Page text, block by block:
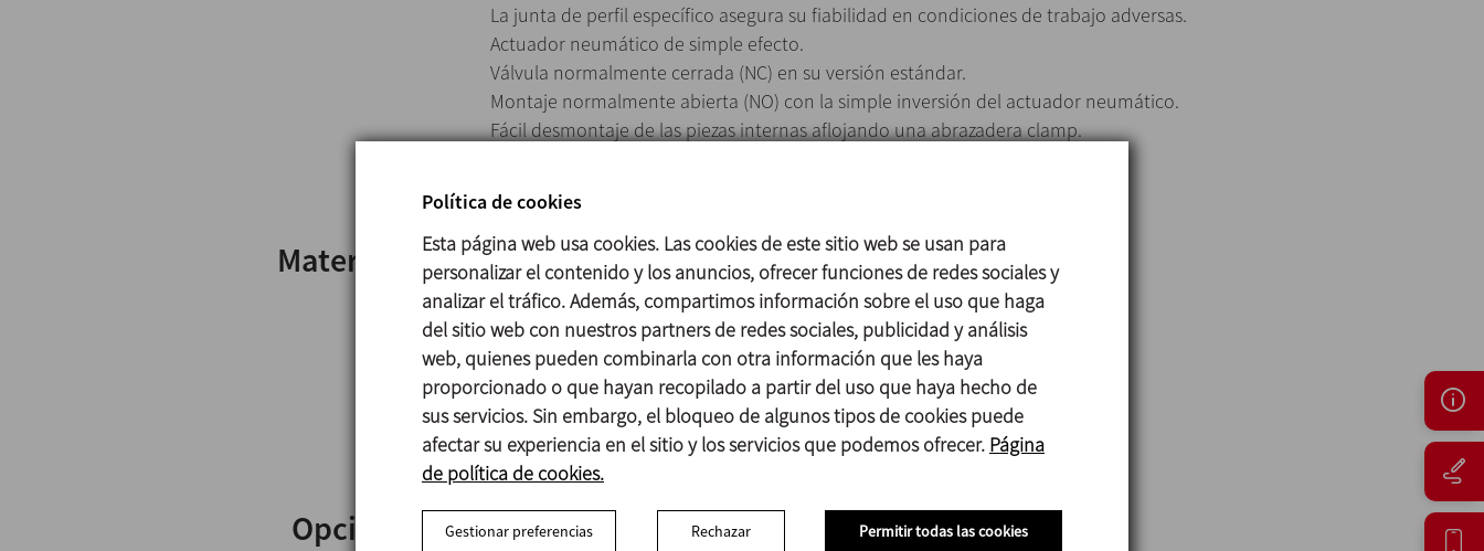
La junta de perfil específico asegura su fiabilidad en condiciones de trabajo adversas.
Actuador neumático de simple efecto.
Válvula normalmente cerrada (NC) en su versión estándar.
Montaje normalmente abierta (NO) con la simple inversión del actuador neumático.
Fácil desmontaje de las piezas internas aflojando una abrazadera clamp.
Materiales
Piezas en contacto con el producto 1.4404 (AISI 316L)
Otras piezas de acero 1.4301 (AISI 304)
Juntas en contacto con el producto EPDM
Acabado superficial
Interno Pulido brillante Ra ≤ 0,8 μm
Externo Mate
Opciones
Actuador neumático doble efecto.
Política de cookies
Esta página web usa cookies. Las cookies de este sitio web se usan para
personalizar el contenido y los anuncios, ofrecer funciones de redes sociales y
analizar el tráfico. Además, compartimos información sobre el uso que haga
del sitio web con nuestros partners de redes sociales, publicidad y análisis
web, quienes pueden combinarla con otra información que les haya
proporcionado o que hayan recopilado a partir del uso que haya hecho de
sus servicios. Sin embargo, el bloqueo de algunos tipos de cookies puede
afectar su experiencia en el sitio y los servicios que podemos ofrecer. Página
de política de cookies.
Gestionar preferencias Rechazar Permitir todas las cookies